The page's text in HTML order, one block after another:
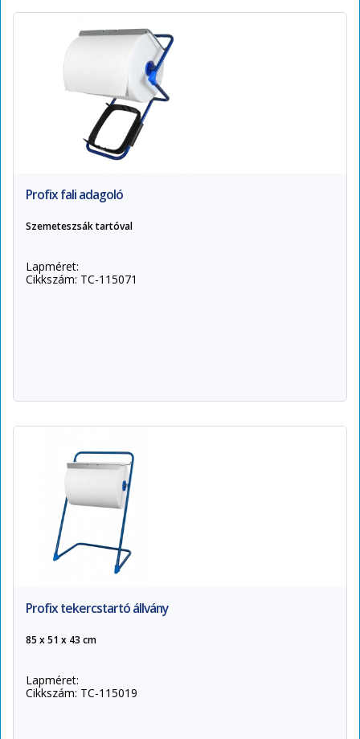
Profix fali adagoló
Szemeteszsák tartóval
Lapméret:
Cikkszám: TC-115071
Profix tekercstartó állvány
85 x 51 x 43 cm
Lapméret:
Cikkszám: TC-115019